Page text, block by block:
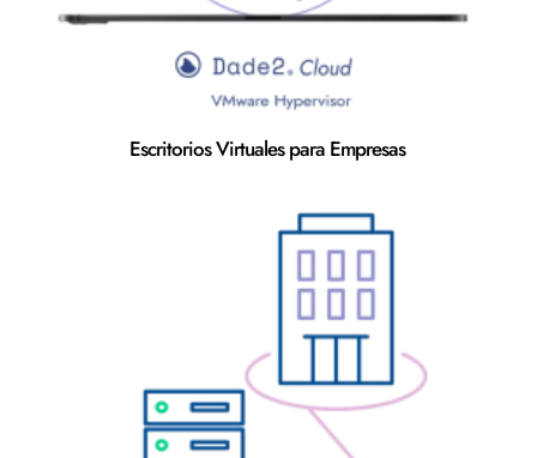
Escritorios Virtuales para Empresas